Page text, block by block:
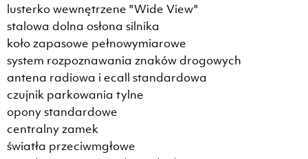
lusterko wewnętrzene "Wide View"
stalowa dolna osłona silnika
koło zapasowe pełnowymiarowe
system rozpoznawania znaków drogowych
antena radiowa i ecall standardowa
czujnik parkowania tylne
opony standardowe
centralny zamek
światła przeciwmgłowe